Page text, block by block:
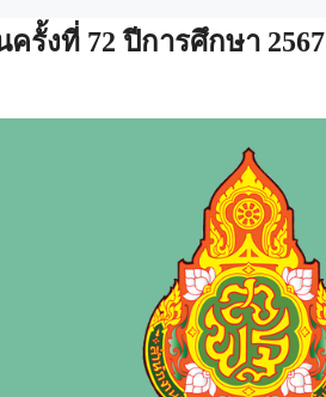
รั้งที่ 72 ปีการศึกษา 2567